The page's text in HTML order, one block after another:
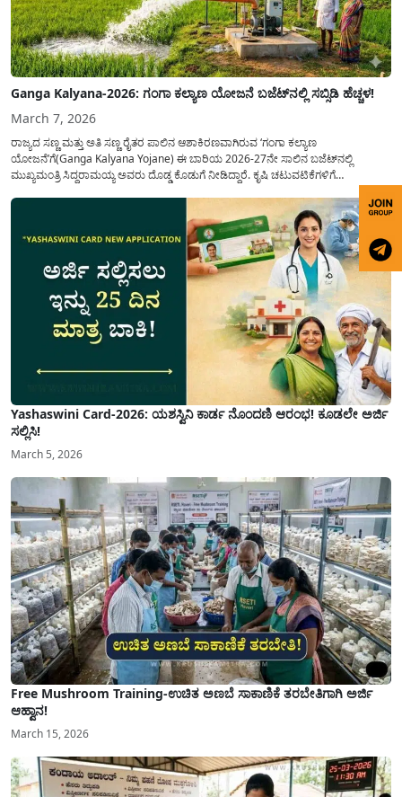
Ganga Kalyana-2026: ಗಂಗಾ ಕಲ್ಯಾಣ ಯೋಜನೆ ಬಜೆಟ್‌ನಲ್ಲಿ ಸಬ್ಸಿಡಿ ಹೆಚ್ಚಳ!
March 7, 2026
ರಾಜ್ಯದ ಸಣ್ಣ ಮತ್ತು ಅತಿ ಸಣ್ಣ ರೈತರ ಪಾಲಿನ ಆಶಾಕಿರಣವಾಗಿರುವ ‘ಗಂಗಾ ಕಲ್ಯಾಣ
ಯೋಜನೆ’ಗೆ(Ganga Kalyana Yojane) ಈ ಬಾರಿಯ 2026-27ನೇ ಸಾಲಿನ ಬಜೆಟ್‌ನಲ್ಲಿ
ಮುಖ್ಯಮಂತ್ರಿ ಸಿದ್ದರಾಮಯ್ಯ ಅವರು ದೊಡ್ಡ ಕೊಡುಗೆ ನೀಡಿದ್ದಾರೆ. ಕೃಷಿ ಚಟುವಟಿಕೆಗಳಿಗೆ
ಸಮುದಾಯದ ಮುಖದಲ್ಲಿ ಮಂದಹಾಸ ಮೂಡಿಸಿದ್ದಾರೆ. ವಿಶೇಷವಾಗಿ...
Yashaswini Card-2026: ಯಶಸ್ವಿನಿ ಕಾರ್ಡ ನೊಂದಣಿ ಆರಂಭ! ಕೂಡಲೇ ಅರ್ಜಿ
ಸಲ್ಲಿಸಿ!
March 5, 2026
Free Mushroom Training-ಉಚಿತ ಅಣಬೆ ಸಾಕಾಣಿಕೆ ತರಬೇತಿಗಾಗಿ ಅರ್ಜಿ
ಆಹ್ವಾನ!
March 15, 2026